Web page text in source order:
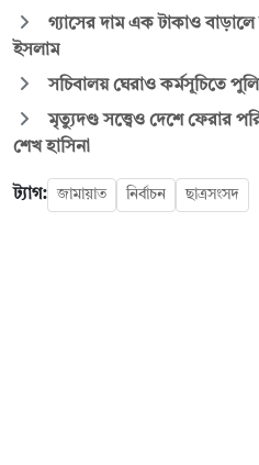
গ্যাসের দাম এক টাকাও
ইসলাম
সচিবালয় ঘেরাও কর্মসূচিতে
মৃত্যুদণ্ড সত্ত্বেও দেশে ফেরার
শেখ হাসিনা
ট্যাগ: জামায়াত নির্বাচন ছাত্রসংসদ